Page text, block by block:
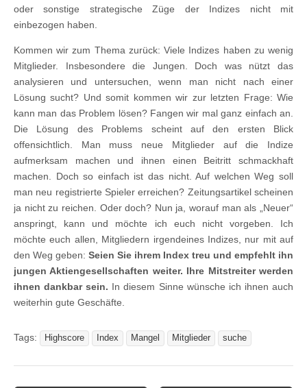
oder sonstige strategische Züge der Indizes nicht mit
einbezogen haben.
Kommen wir zum Thema zurück: Viele Indizes haben zu wenig
Mitglieder. Insbesondere die Jungen. Doch was nützt das
analysieren und untersuchen, wenn man nicht nach einer
Lösung sucht? Und somit kommen wir zur letzten Frage: Wie
kann man das Problem lösen? Fangen wir mal ganz einfach an.
Die Lösung des Problems scheint auf den ersten Blick
offensichtlich. Man muss neue Mitglieder auf die Indize
aufmerksam machen und ihnen einen Beitritt schmackhaft
machen. Doch so einfach ist das nicht. Auf welchen Weg soll
man neu registrierte Spieler erreichen? Zeitungsartikel scheinen
ja nicht zu reichen. Oder doch? Nun ja, worauf man als „Neuer“
anspringt, kann und möchte ich euch nicht vorgeben. Ich
möchte euch allen, Mitgliedern irgendeines Indizes, nur mit auf
den Weg geben: Seien Sie ihrem Index treu und empfehlt ihn
jungen Aktiengesellschaften weiter. Ihre Mitstreiter werden
ihnen dankbar sein. In diesem Sinne wünsche ich ihnen auch
weiterhin gute Geschäfte.
Tags: Highscore Index Mangel Mitglieder suche